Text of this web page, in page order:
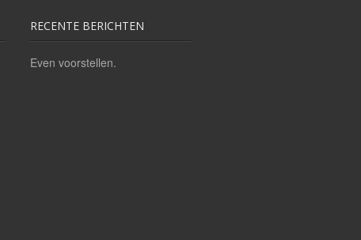
RECENTE BERICHTEN
Even voorstellen.